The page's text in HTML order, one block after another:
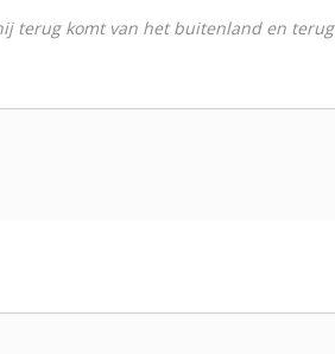
terug komt van het buitenland en terug